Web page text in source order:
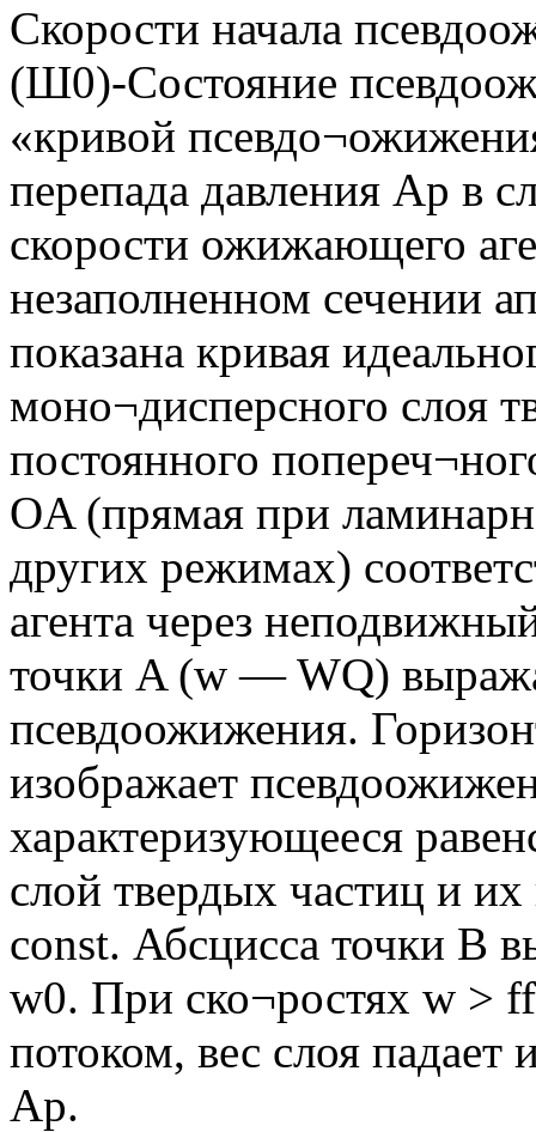
Скорости начала
(Ш0)-Состояние
«кривой
перепада давления Ар в
скорости ожижающего
незаполненном сечении
показана кривая
моно¬дисперсного слоя
постоянного
OA (прямая при
других режимах)
агента через
точки A (w — WQ)
псевдоожижения.
изображает
характеризующееся
слой твердых частиц и их
const. Абсцисса точки В
w0. При ско¬ростях w >
потоком, вес слоя падает
Ар.